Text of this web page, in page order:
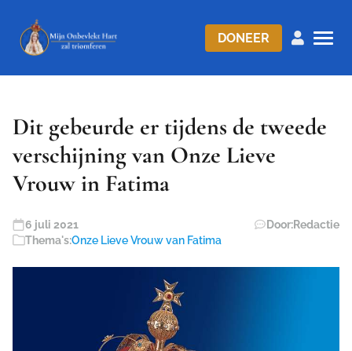
DONEER
Dit gebeurde er tijdens de tweede
verschijning van Onze Lieve
Vrouw in Fatima
6 juli 2021 Door:Redactie
Thema's:Onze Lieve Vrouw van Fatima